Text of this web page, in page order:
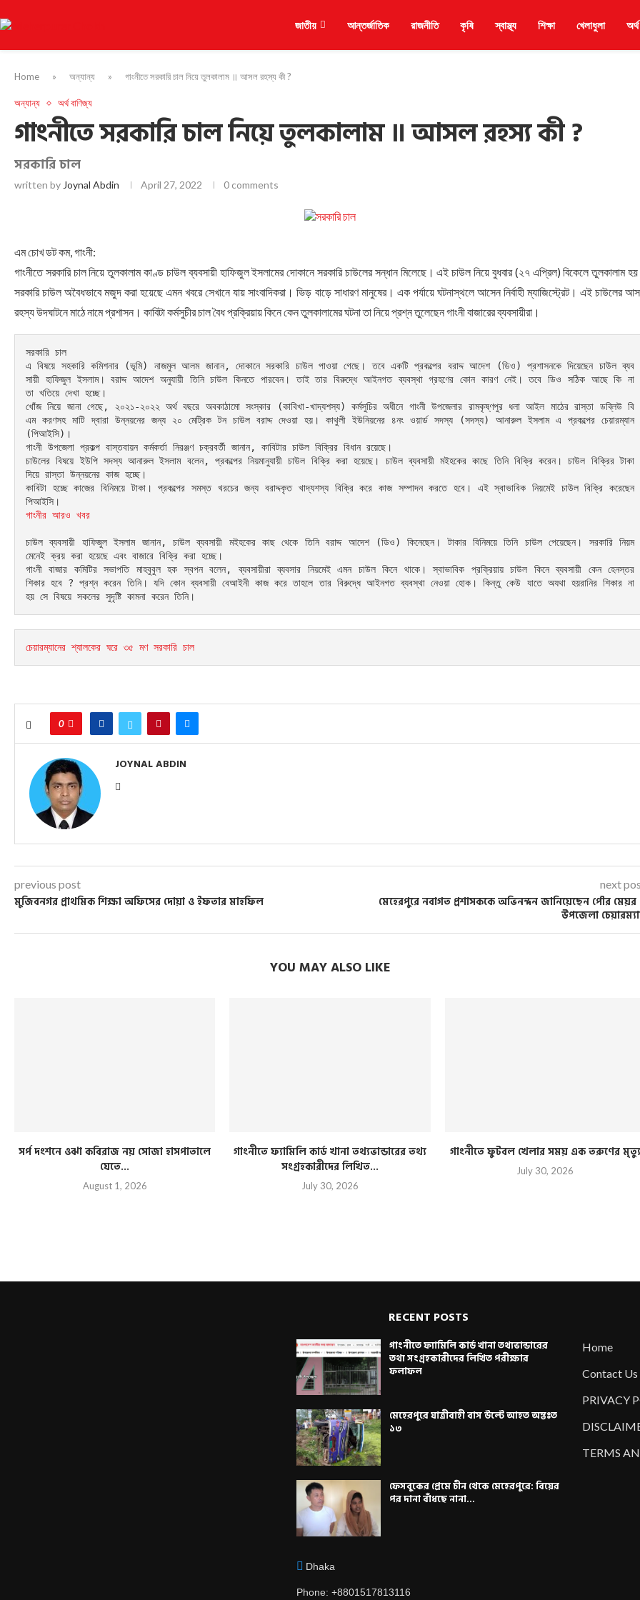
জাতীয় আন্তর্জাতিক রাজনীতি কৃষি স্বাস্থ্য শিক্ষা খেলাধুলা
Home » অন্যান্য » গাংনীতে সরকারি চাল নিয়ে তুলকালাম ॥ আসল রহস্য কী ?
অন্যান্য অর্থ বাণিজ্য
গাংনীতে সরকারি চাল নিয়ে তুলকালাম ॥ আসল রহস্য কী ?
সরকারি চাল
written by Joynal Abdin April 27, 2022 0 comments
এম চোখ ডট কম, গাংনী:
গাংনীতে সরকারি চাল নিয়ে তুলকালাম কাণ্ড চাউল ব্যবসায়ী হাফিজুল ইসলামের দোকানে সরকারি চাউলের সন্ধান মিলেছে। এই চাউল নিয়ে বুধবার (২৭ এপ্রিল) বিকেলে তুলকালাম
সরকারি চাউল অবৈধভাবে মজুদ করা হয়েছে এমন খবরে সেখানে যায় সাংবাদিকরা। ভিড় বাড়ে সাধারণ মানুষের। এক পর্যায়ে ঘটনাস্থলে আসেন নির্বাহী ম্যাজিস্ট্রেট। এই চাউলের
রহস্য উদঘাটনে মাঠে নামে প্রশাসন। কাবিটা কর্মসুচীর চাল বৈধ প্রক্রিয়ায় কিনে কেন তুলকালামের ঘটনা তা নিয়ে প্রশ্ন তুলেছেন গাংনী বাজারের ব্যবসায়ীরা।
সরকারি চাল
এ বিষয়ে সহকারি কমিশনার (ভূমি) নাজমুল আলম জানান, দোকানে সরকারি চাউল পাওয়া গেছে। তবে একটি প্রকল্পের বরাদ্দ আদেশ (ডিও) প্রশাসনকে দিয়েছেন চাউল ব্যব
সায়ী হাফিজুল ইসলাম। বরাদ্দ আদেশ অনুযায়ী তিনি চাউল কিনতে পারবেন। তাই তার বিরুদ্ধে আইনগত ব্যবস্থা গ্রহণের কোন কারণ নেই। তবে ডিও সঠিক আছে কি না
তা খতিয়ে দেখা হচ্ছে।
খোঁজ নিয়ে জানা গেছে, ২০২১-২০২২ অর্থ বছরে অবকাঠামো সংস্কার (কাবিখা-খাদ্যশস্য) কর্মসুচির অধীনে গাংনী উপজেলার রামকৃষ্ণপুর ধলা আইল মাঠের রাস্তা ডব্লিউ বি
এম করণসহ মাটি দ্বারা উন্নয়নের জন্য ২০ মেট্রিক টন চাউল বরাদ্দ দেওয়া হয়। কাথুলী ইউনিয়নের ৪নং ওয়ার্ড সদস্য (সদস্য) আনারুল ইসলাম এ প্রকল্পের চেয়ারম্যান
(পিআইসি)।
গাংনী উপজেলা প্রকল্প বাস্তবায়ন কর্মকর্তা নিরঞ্জণ চক্রবর্তী জানান, কাবিটার চাউল বিক্রির বিধান রয়েছে।
চাউলের বিষয়ে ইউপি সদস্য আনারুল ইসলাম বলেন, প্রকল্পের নিয়মানুযায়ী চাউল বিক্রি করা হয়েছে। চাউল ব্যবসায়ী মইহকের কাছে তিনি বিক্রি করেন। চাউল বিক্রির টাকা
দিয়ে রাস্তা উন্নয়নের কাজ হচ্ছে।
কাবিটা হচ্ছে কাজের বিনিময়ে টাকা। প্রকল্পের সমস্ত খরচের জন্য বরাদ্দকৃত খাদ্যশস্য বিক্রি করে কাজ সম্পাদন করতে হবে। এই স্বাভাবিক নিয়মেই চাউল বিক্রি করেছেন
গাংনীর আরও খবর
চাউল ব্যবসায়ী হাফিজুল ইসলাম জানান, চাউল ব্যবসায়ী মইহকের কাছ থেকে তিনি বরাদ্দ আদেশ (ডিও) কিনেছেন। টাকার বিনিময়ে তিনি চাউল পেয়েছেন। সরকারি নিয়ম
মেনেই ক্রয় করা হয়েছে এবং বাজারে বিক্রি করা হচ্ছে।
গাংনী বাজার কমিটির সভাপতি মাহবুবুল হক স্বপন বলেন, ব্যবসায়ীরা ব্যবসার নিয়মেই এমন চাউল কিনে থাকে। স্বাভাবিক প্রক্রিয়ায় চাউল কিনে ব্যবসায়ী কেন হেনস্তর
শিকার হবে ? প্রশ্ন করেন তিনি। যদি কোন ব্যবসায়ী বেআইনী কাজ করে তাহলে তার বিরুদ্ধে আইনগত ব্যবস্থা নেওয়া হোক। কিন্তু কেউ যাতে অযথা হয়রানির শিকার না
হয় সে বিষয়ে সকলের সুদৃষ্টি কামনা করেন তিনি।
চেয়ারম্যানের শ্যালকের ঘরে ৩৫ মণ সরকারি চাল
0
JOYNAL ABDIN
previous post
মুজিবনগর প্রাথমিক শিক্ষা অফিসের দোয়া ও ইফতার মাহফিল
next
মেহেরপুরে নবাগত প্রশাসককে অভিনন্দন জানিয়েছেন পৌর
উপজেলা
YOU MAY ALSO LIKE
সর্প দংশনে ওঝা কবিরাজ নয় সোজা হাসপাতালে
যেতে...
August 1, 2026
গাংনীতে ফ্যামিলি কার্ড খানা তথ্যভান্ডারের তথ্য
সংগ্রহকারীদের লিখিত...
July 30, 2026
গাংনীতে ফুটবল খেলার সময় এক তরুণের মৃত্যু
July 30, 2026
RECENT POSTS
গাংনীতে ফ্যামিলি কার্ড খানা তথ্যভান্ডারের
তথ্য সংগ্রহকারীদের লিখিত পরীক্ষার
ফলাফল
মেহেরপুরে যাত্রীবাহী বাস উল্টে আহত অন্তঃত
১৩
ফেসবুকের প্রেমে চীন থেকে মেহেরপুরে: বিয়ের
পর দানা বাঁধছে নানা...
Dhaka
Phone: +8801517813116
Home
Contact Us
PRIVACY
TERMS